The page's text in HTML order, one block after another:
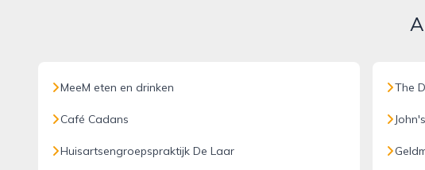
MeeM eten en drinken
Café Cadans
Huisartsengroepspraktijk De Laar
The